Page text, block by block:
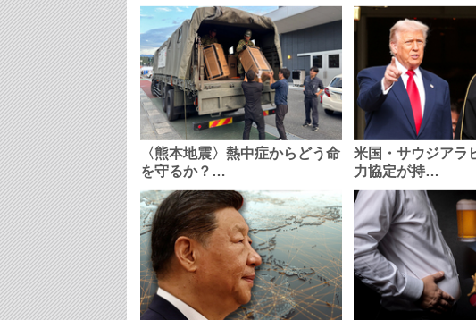
〈熊本地震〉熱中症からどう命
を守るか？…
米国・サウジアラ
力協定が持…